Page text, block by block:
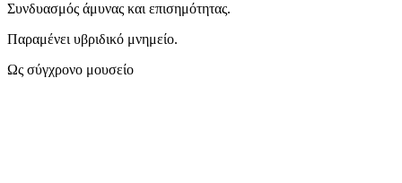
Συνδυασμός άμυνας και επισημότητας.
Παραμένει υβριδικό μνημείο.
Ως σύγχρονο μουσείο